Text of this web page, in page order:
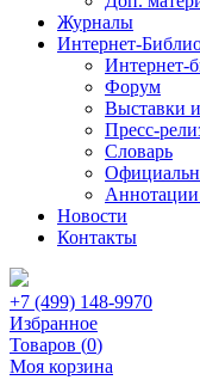
Журналы
Интернет-
Интернет-
Форум
Выставки
Пресс-
Словарь
Новости
Контакты
+7 (499) 148-9970
Избранное
Товаров (0)
Моя корзина